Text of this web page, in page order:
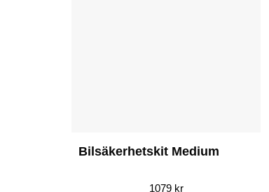
Bilsäkerhetskit Medium
1079 kr